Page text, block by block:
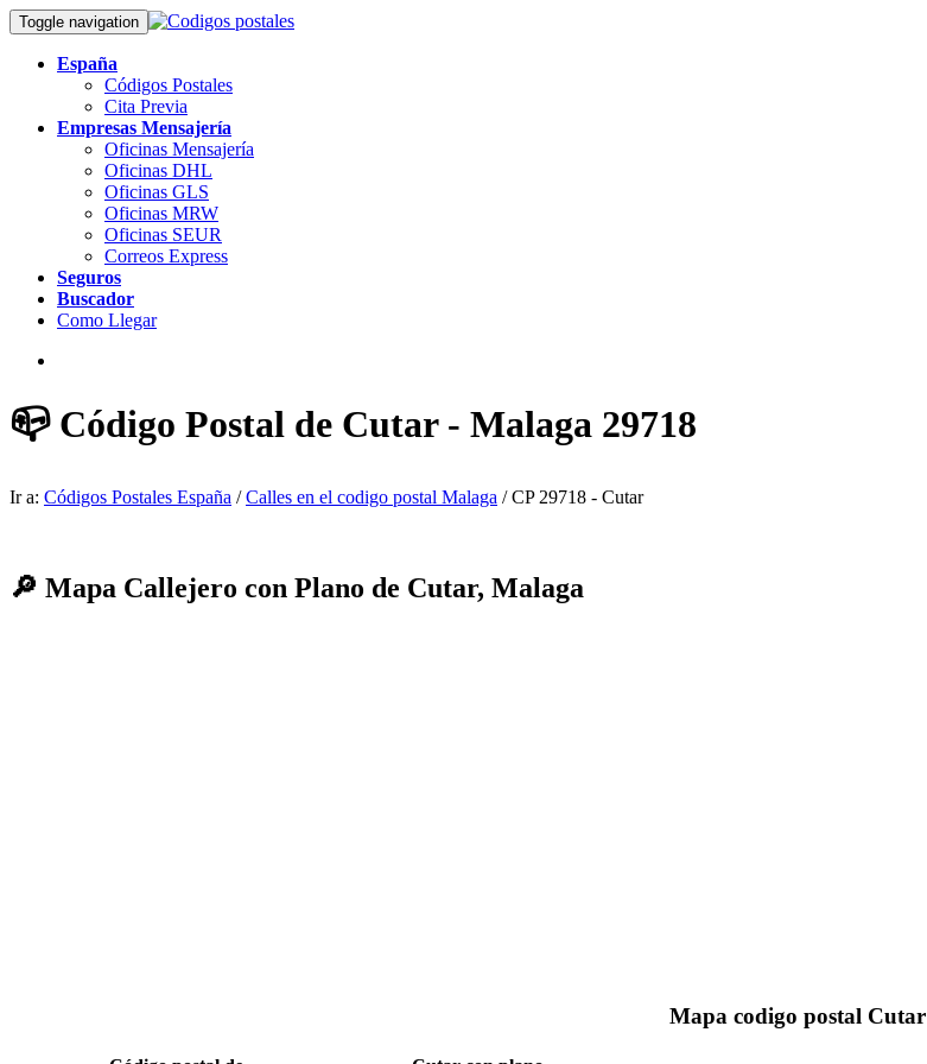
Toggle navigation
España
Códigos Postales
Cita Previa
Empresas Mensajería
Oficinas Mensajería
Oficinas DHL
Oficinas GLS
Oficinas MRW
Oficinas SEUR
Correos Express
Seguros
Buscador
Como Llegar
📪 Código Postal de Cutar - Malaga 29718
Ir a: Códigos Postales España /Calles en el codigo postal Malaga / CP 29718 - Cutar
🔎 Mapa Callejero con Plano de Cutar, Malaga
Mapa codigo postal Cutar